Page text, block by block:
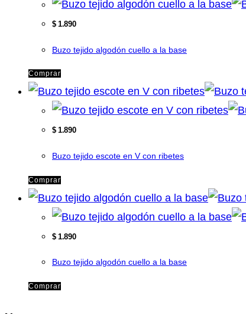
$1.890
Buzo tejido algodón cuello a la base
Comprar
$1.890
Buzo tejido escote en V con ribetes
Comprar
$1.890
Buzo tejido algodón cuello a la base
Comprar